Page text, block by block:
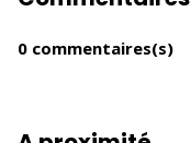
0 commentaires(s)